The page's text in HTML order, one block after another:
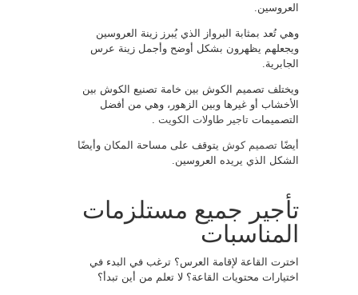
العروسين.
وهي تُعد بمثابة البرواز الذي يُبرز زينة العروسين
ويجعلهم يظهرون بشكل أوضح وأجمل زينة عرس
الجابرية.
ويختلف تصميم الكوش بين خامة تصنيع الكوش بين
الأخشاب أو غيرها وبين الزهور، وهي من أفضل
التصميمات تاجير طاولات الكويت
أيضًا تصميم كوش يتوقف على مساحة المكان وأيضًا
الشكل الذي يريده العروسين.
تأجير جميع مستلزمات
المناسبات
اخترت القاعة لإقامة العرس؟ ترغب في البدء في
اختيارات محتويات القاعة؟ لا تعلم من أين تبدأ؟